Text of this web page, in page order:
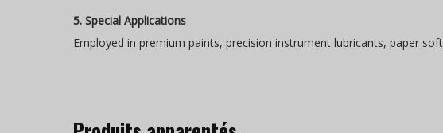
5. Special Applications
Employed in premium paints, precision instrument lubricants, paper